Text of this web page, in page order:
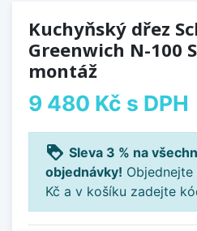
Kuchyňský dřez
Greenwich N-100
montáž
9 480 Kč s DPH
loyalty Sleva 3 % na
objednávky!
Kč a v košíku zadejte